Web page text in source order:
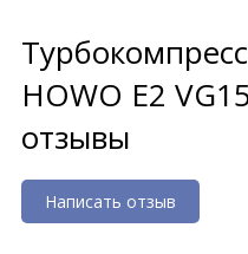
HOWO E2
отзывы
Написать отзыв